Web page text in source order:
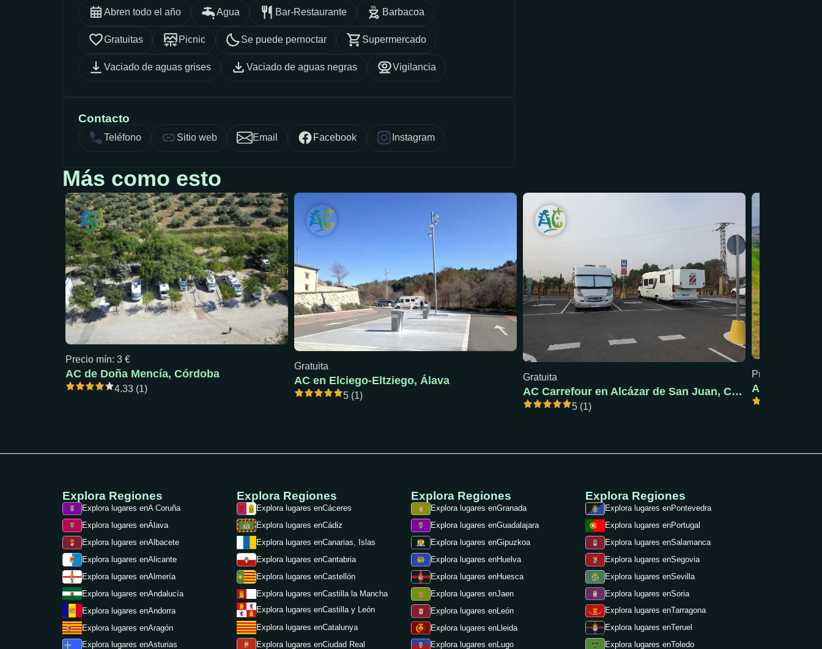
Abren todo el año Agua Bar-Restaurante Barbacoa
Gratuitas Picnic Se puede pernoctar Supermercado
Vaciado de aguas grises Vaciado de aguas negras Vigilancia
Contacto
Teléfono Sitio web Email Facebook Instagram
Más como esto
Precio mín: 3 €
AC de Doña Mencía, Córdoba
4.33 (1)
Gratuita
AC en Elciego-Eltziego, Álava
5 (1)
Gratuita
AC Carrefour en Alcázar de San Juan, Ciudad Real
5 (1)
Precio mín: 18 €
AC Pola de
Explora Regiones
Explora lugares enA Coruña
Explora lugares enÁlava
Explora lugares enAlbacete
Explora lugares enAlicante
Explora lugares enAlmería
Explora lugares enAndalucía
Explora lugares enAndorra
Explora lugares enAragón
Explora lugares enAsturias
Explora Regiones
Explora lugares enCáceres
Explora lugares enCádiz
Explora lugares enCanarias, Islas
Explora lugares enCantabria
Explora lugares enCastellón
Explora lugares enCastilla la Mancha
Explora lugares enCastilla y León
Explora lugares enCatalunya
Explora lugares enCiudad Real
Explora Regiones
Explora lugares enGranada
Explora lugares enGuadalajara
Explora lugares enGipuzkoa
Explora lugares enHuelva
Explora lugares enHuesca
Explora lugares enJaen
Explora lugares enLeón
Explora lugares enLleida
Explora lugares enLugo
Explora Regiones
Explora lugares enPontevedra
Explora lugares enPortugal
Explora lugares enSalamanca
Explora lugares enSegovia
Explora lugares enSevilla
Explora lugares enSoria
Explora lugares enTarragona
Explora lugares enTeruel
Explora lugares enToledo